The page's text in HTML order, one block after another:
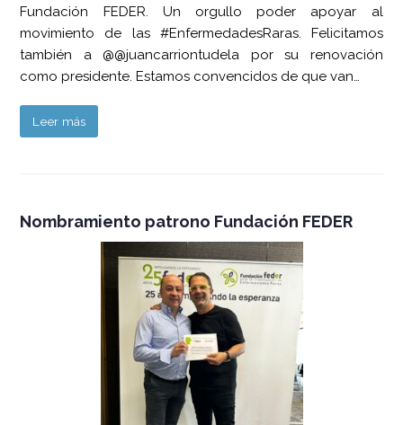
Fundación FEDER. Un orgullo poder apoyar al
movimiento de las #EnfermedadesRaras. Felicitamos
también a @@juancarriontudela por su renovación
como presidente. Estamos convencidos de que van…
Leer más
Nombramiento patrono Fundación FEDER